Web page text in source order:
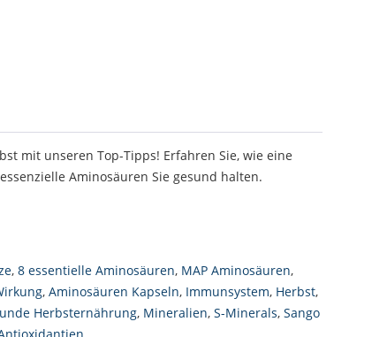
mit unseren Top-Tipps! Erfahren Sie, wie eine
Aminosäuren Sie gesund halten.
, 8 essentielle Aminosäuren, MAP Aminosäuren,
, Aminosäuren Kapseln, Immunsystem, Herbst,
Herbsternährung, Mineralien, S-Minerals, Sango